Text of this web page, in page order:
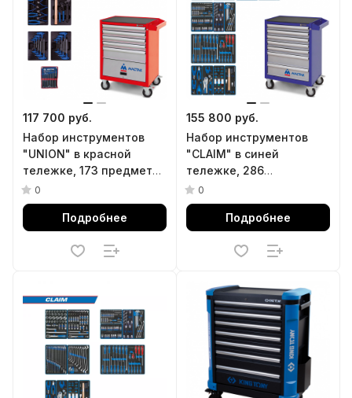
117 700 руб.
Набор инструментов
"UNION" в красной
тележке, 173 предмета
KING TONY 932-000AMR
0
Подробнее
155 800 руб.
Набор инструментов
"CLAIM" в синей
тележке, 286
предметов KING TONY
934-286AMB
0
Подробнее